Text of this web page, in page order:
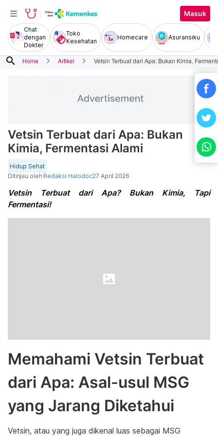
Masuk
Chat
dengan
Dokter
Toko
Kesehatan
Homecare Asuransiku
search Home Artikel Vetsin Terbuat dari Apa: Bukan Kimia,
Vetsin Terbuat dari Apa: Bukan
Kimia, Fermentasi Alami
Hidup Sehat
Ditinjau oleh Redaksi Halodoc27 April 2026
Vetsin Terbuat dari Apa? Bukan Kimia, Tapi
Fermentasi!
Memahami Vetsin Terbuat
dari Apa: Asal-usul MSG
yang Jarang Diketahui
Vetsin, atau yang juga dikenal luas sebagai MSG